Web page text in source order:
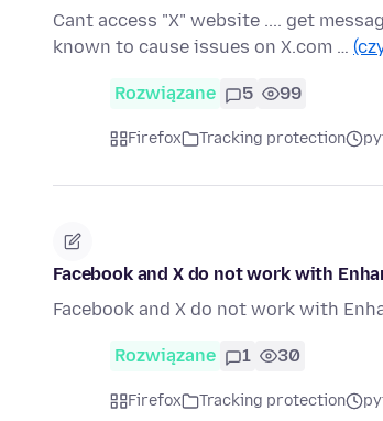
Cant access "X" website .... get
known to cause issues on X.com …
Rozwiązane 5 99
Firefox Tracking protection
Facebook and X do not work with
Facebook and X do not work with
Rozwiązane 1 30
Firefox Tracking protection